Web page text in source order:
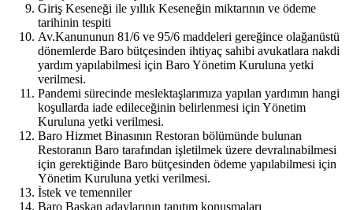
Giriş Keseneği ile yıllık Keseneğin miktarının ve ödeme
tarihinin tespiti
Av.Kanununun 81/6 ve 95/6 maddeleri gereğince olağanüstü
dönemlerde Baro bütçesinden ihtiyaç sahibi avukatlara nakdi
yardım yapılabilmesi için Baro Yönetim Kuruluna yetki
verilmesi.
Pandemi sürecinde meslektaşlarımıza yapılan yardımın hangi
koşullarda iade edileceğinin belirlenmesi için Yönetim
Kuruluna yetki verilmesi.
Baro Hizmet Binasının Restoran bölümünde bulunan
Restoranın Baro tarafından işletilmek üzere devralınabilmesi
için gerektiğinde Baro bütçesinden ödeme yapılabilmesi için
Yönetim Kuruluna yetki verilmesi.
İstek ve temenniler
Baro Başkan adaylarının tanıtım konuşmaları